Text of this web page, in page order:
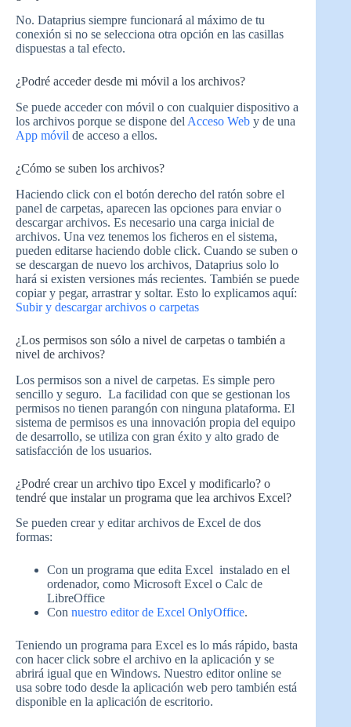
No. Dataprius siempre funcionará al máximo de tu
conexión si no se selecciona otra opción en las casillas
dispuestas a tal efecto.
¿Podré acceder desde mi móvil a los archivos?
Se puede acceder con móvil o con cualquier dispositivo a
los archivos porque se dispone del Acceso Web y de una
App móvil de acceso a ellos.
¿Cómo se suben los archivos?
Haciendo click con el botón derecho del ratón sobre el
panel de carpetas, aparecen las opciones para enviar o
descargar archivos. Es necesario una carga inicial de
archivos. Una vez tenemos los ficheros en el sistema,
pueden editarse haciendo doble click. Cuando se suben o
se descargan de nuevo los archivos, Dataprius solo lo
hará si existen versiones más recientes. También se puede
copiar y pegar, arrastrar y soltar. Esto lo explicamos aquí:
Subir y descargar archivos o carpetas
¿Los permisos son sólo a nivel de carpetas o también a
nivel de archivos?
Los permisos son a nivel de carpetas. Es simple pero
sencillo y seguro. La facilidad con que se gestionan los
permisos no tienen parangón con ninguna plataforma. El
sistema de permisos es una innovación propia del equipo
de desarrollo, se utiliza con gran éxito y alto grado de
satisfacción de los usuarios.
¿Podré crear un archivo tipo Excel y modificarlo? o
tendré que instalar un programa que lea archivos Excel?
Se pueden crear y editar archivos de Excel de dos
formas:
Con un programa que edita Excel instalado en el
ordenador, como Microsoft Excel o Calc de
LibreOffice
Con nuestro editor de Excel OnlyOffice.
Teniendo un programa para Excel es lo más rápido, basta
con hacer click sobre el archivo en la aplicación y se
abrirá igual que en Windows. Nuestro editor online se
usa sobre todo desde la aplicación web pero también está
disponible en la aplicación de escritorio.